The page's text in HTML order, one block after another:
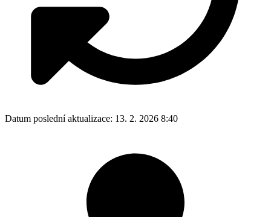
Datum poslední aktualizace: 13. 2. 2026 8:40